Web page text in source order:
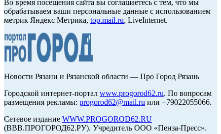
Во время посещения сайта вы соглашаетесь с тем, что мы
обрабатываем ваши персональные данные с использованием
метрик Яндекс Метрика, top.mail.ru, LiveInternet.
Новости Рязани и Рязанской области — Про Город Рязань
Городской интернет-портал www.progorod62.ru. По вопросам
размещения рекламы: progorod62@mail.ru или +79022055066.
Сетевое издание WWW.PROGOROD62.RU
(ВВВ.ПРОГОРОД62.РУ). Учредитель ООО «Пенза-Пресс».